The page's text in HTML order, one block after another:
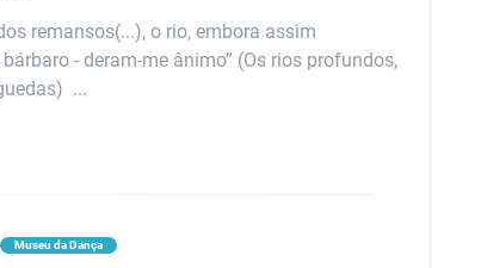
remansos(...), o rio, embora assim
- deram-me ânimo” (Os rios profundos,
...
Museu da Dança